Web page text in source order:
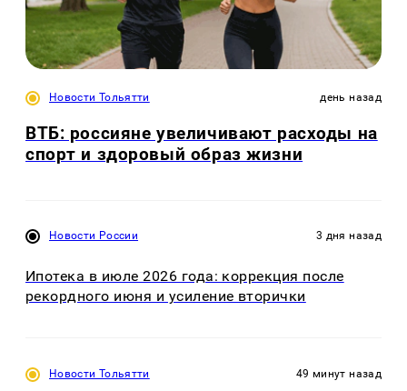
Новости Тольятти день назад
ВТБ: россияне увеличивают расходы на
спорт и здоровый образ жизни
Новости России 3 дня назад
Ипотека в июле 2026 года: коррекция после
рекордного июня и усиление вторички
Новости Тольятти 49 минут назад